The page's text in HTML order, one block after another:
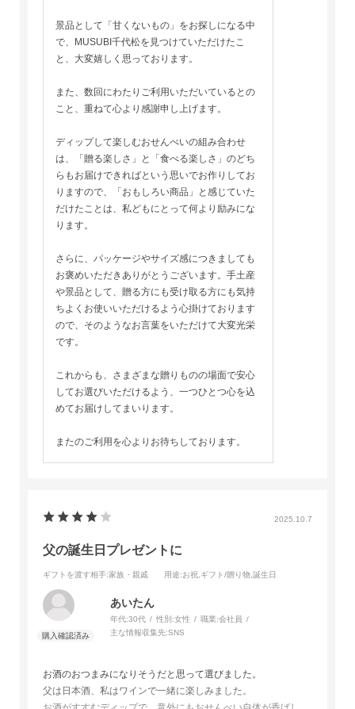
景品として「甘くないもの」をお探しになる中
で、MUSUBI千代松を見つけていただけたこ
と、大変嬉しく思っております。
また、数回にわたりご利用いただいているとの
こと、重ねて心より感謝申し上げます。
ディップして楽しむおせんべいの組み合わせ
は、「贈る楽しさ」と「食べる楽しさ」のどち
らもお届けできればという思いでお作りしてお
りますので、「おもしろい商品」と感じていた
だけたことは、私どもにとって何より励みにな
ります。
さらに、パッケージやサイズ感につきましても
お褒めいただきありがとうございます。手土産
や景品として、贈る方にも受け取る方にも気持
ちよくお使いいただけるよう心掛けております
ので、そのようなお言葉をいただけて大変光栄
です。
これからも、さまざまな贈りものの場面で安心
してお選びいただけるよう、一つひとつ心を込
めてお届けしてまいります。
またのご利用を心よりお待ちしております。
2025.10.7
父の誕生日プレゼントに
ギフトを渡す相手:家族・親戚 用途:お祝,ギフト/贈り物,誕生日
あいたん
年代:30代 性別:女性 職業:会社員
主な情報収集先:SNS
お酒のおつまみになりそうだと思って選びました。
父は日本酒、私はワインで一緒に楽しみました。